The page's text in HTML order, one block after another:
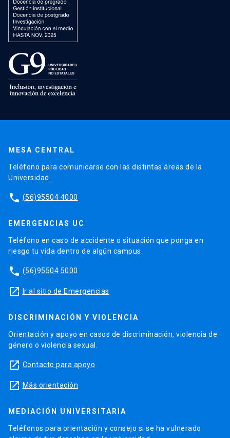
MESA CENTRAL
Teléfono para comunicarse con las distintas áreas de la
Universidad.
phone (56)95504 4000
EMERGENCIAS UC
Teléfono en caso de accidente o situación que ponga en
riesgo tu vida dentro de algún campus.
phone (56)95504 5000
launch Ir al sitio de Emergencias
DISCRIMINACIÓN Y VIOLENCIA
Orientación y apoyo en casos de discriminación, violencia de
género o violencia sexual.
launch Contacto para apoyo
launch Más orientación
MEDIACIÓN UNIVERSITARIA
Teléfonos para orientación y consejo si se ha vulnerado